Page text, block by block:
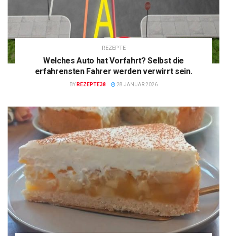
REZEPTE
Welches Auto hat Vorfahrt? Selbst die
erfahrensten Fahrer werden verwirrt sein.
BY REZEPTE38 28 JANUAR 2026